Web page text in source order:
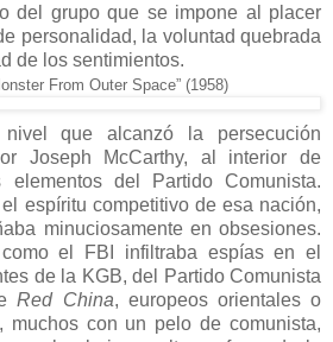
del grupo que se impone al placer
personalidad, la voluntad quebrada
de los sentimientos.
From Outer Space” (1958)
que alcanzó la persecución
Joseph McCarthy, al interior de
elementos del Partido Comunista.
espíritu competitivo de esa nación,
minuciosamente en obsesiones.
el FBI infiltraba espías en el
de la KGB, del Partido Comunista
Red China, europeos orientales o
muchos con un pelo de comunista,